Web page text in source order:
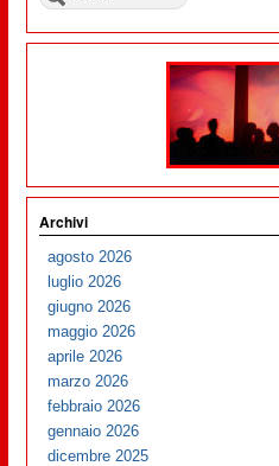
Archivi
agosto 2026
luglio 2026
giugno 2026
maggio 2026
aprile 2026
marzo 2026
febbraio 2026
gennaio 2026
dicembre 2025